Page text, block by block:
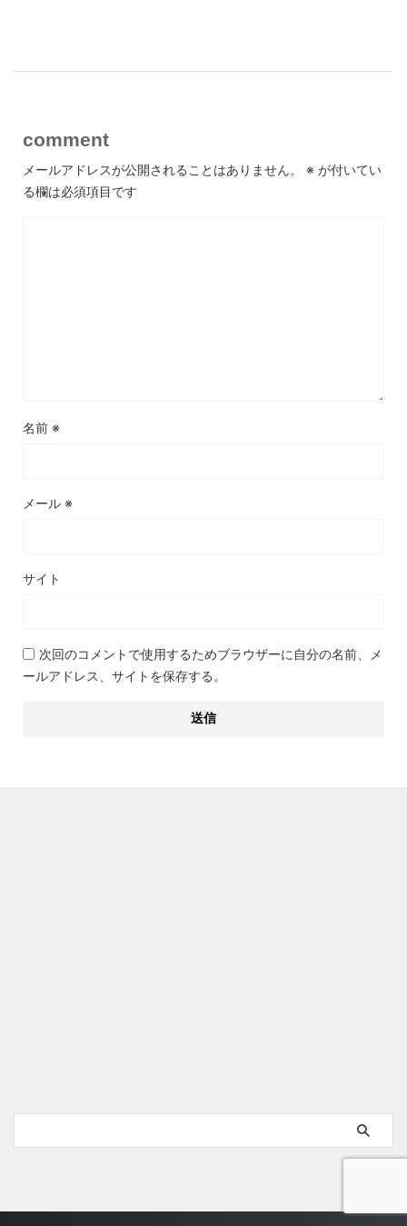
comment
メールアドレスが公開されることはありません。 ※ が付いてい
る欄は必須項目です
名前 ※
メール ※
サイト
次回のコメントで使用するためブラウザーに自分の名前、メ
ールアドレス、サイトを保存する。